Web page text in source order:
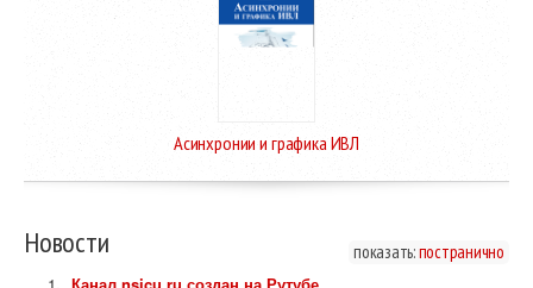
Асинхронии и графика ИВЛ
Новости показать:постранично